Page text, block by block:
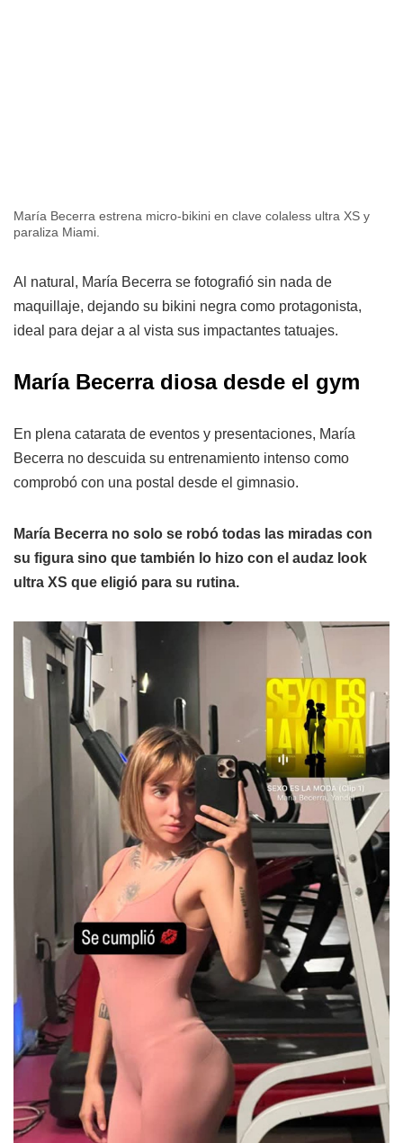
María Becerra estrena micro-bikini en clave colaless ultra XS y
paraliza Miami.
Al natural, María Becerra se fotografió sin nada de
maquillaje, dejando su bikini negra como protagonista,
ideal para dejar a al vista sus impactantes tatuajes.
María Becerra diosa desde el gym
En plena catarata de eventos y presentaciones, María
Becerra no descuida su entrenamiento intenso como
comprobó con una postal desde el gimnasio.
María Becerra no solo se robó todas las miradas con
su figura sino que también lo hizo con el audaz look
ultra XS que eligió para su rutina.